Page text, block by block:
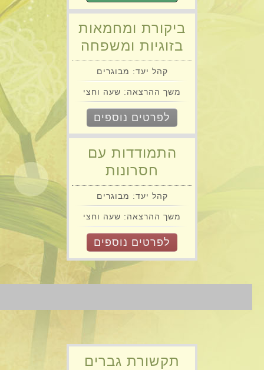
ביקורת ומחמאות
בזוגיות ומשפחה
קהל יעד: מבוגרים
משך ההרצאה: שעה וחצי
לפרטים נוספים
התמודדות עם
חסרונות
קהל יעד: מבוגרים
משך ההרצאה: שעה וחצי
לפרטים נוספים
תקשורת גברים